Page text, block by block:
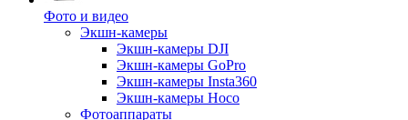
Фото и видео
Экшн-камеры
Экшн-камеры DJI
Экшн-камеры GoPro
Экшн-камеры Insta360
Экшн-камеры Hoco
Фотоаппараты